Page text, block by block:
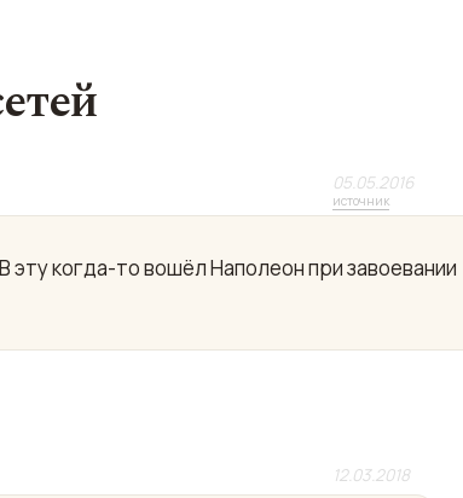
05.05.2016
источник
когда-то вошёл Наполеон при завоевании
12.03.2018